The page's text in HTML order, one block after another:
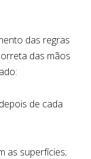
das regras
das mãos
de cada
as superfícies;